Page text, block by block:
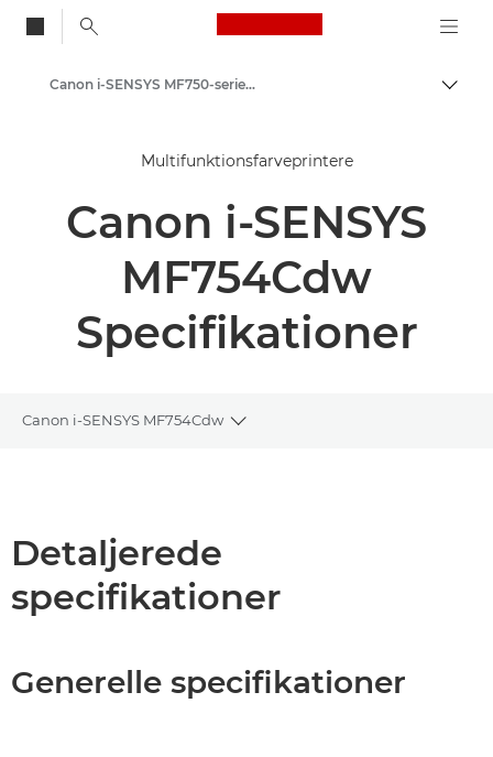
Canon Logo, back
Skift
Løsninger og services
Erhvervsprodukter
Multifunktionsfarveprintere
Canon i-SENSYS MF750-serien – Kontorfarveprintere
Multifunktionsfarveprintere
Canon i-SENSYS
MF754Cdw
Specifikationer
Canon i-SENSYS MF754Cdw
Toggle breadcrumbs
Detaljerede
specifikationer
Generelle specifikationer